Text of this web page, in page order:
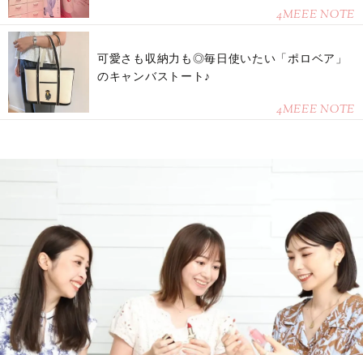
4MEEE NOTE
可愛さも収納力も◎毎日使いたい「ポロベア」
のキャンバストート♪
4MEEE NOTE